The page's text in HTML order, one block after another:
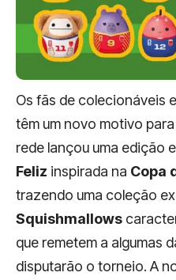
Os fãs de colecionáveis
têm um novo motivo
rede lançou uma edição
Feliz inspirada na Copa
trazendo uma coleção
Squishmallows
que remetem a algumas
disputarão o torneio. A